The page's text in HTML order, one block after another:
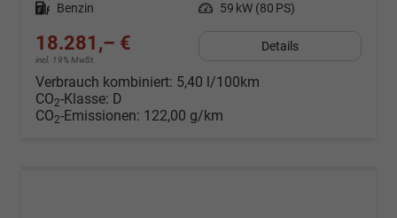
Kraftstoff Benzin Leistung 59 kW (80 PS)
18.281,– €
incl. 19% MwSt.
Details
Verbrauch kombiniert: 5,40 l/100km
CO2-Klasse: D
CO2-Emissionen: 122,00 g/km